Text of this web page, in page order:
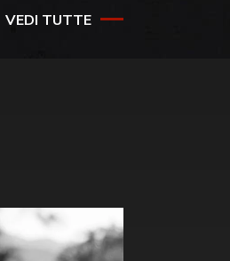
VEDI TUTTE